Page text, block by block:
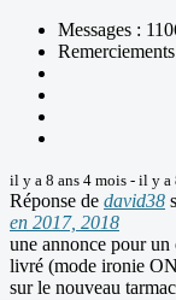
Messages :
il y a 8 ans 4 mois - il y a
Réponse de david38
en 2017, 2018
une annonce pour un
livré (mode ironie
sur le nouveau